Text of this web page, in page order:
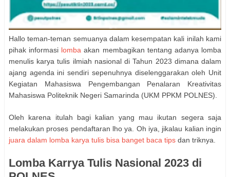
Hallo teman-teman semuanya dalam kesempatan kali inilah kami
pihak informasi lomba akan membagikan tentang adanya lomba
menulis karya tulis ilmiah nasional di Tahun 2023 dimana dalam
ajang agenda ini sendiri sepenuhnya diselenggarakan oleh Unit
Kegiatan Mahasiswa Pengembangan Penalaran Kreativitas
Mahasiswa Politeknik Negeri Samarinda (UKM PPKM POLNES).
Oleh karena itulah bagi kalian yang mau ikutan segera saja
melakukan proses pendaftaran lho ya. Oh iya, jikalau kalian ingin
juara dalam lomba karya tulis bisa banget baca tips dan triknya.
Lomba Karrya Tulis Nasional 2023 di